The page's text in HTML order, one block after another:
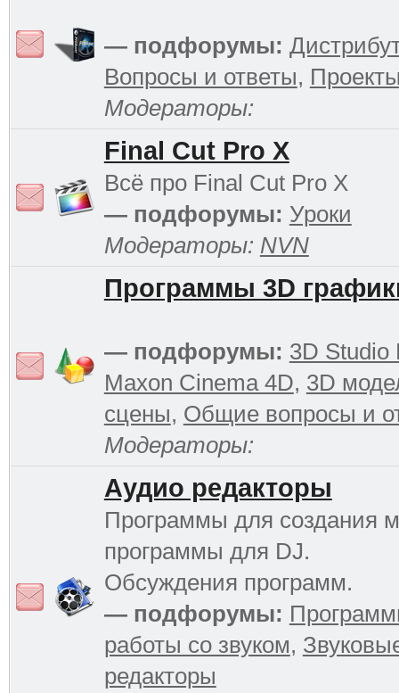
— подфорумы:
Вопросы и ответы,
Модераторы:
Final Cut Pro X
Всё про Final Cut Pro X
— подфорумы: Уроки
Модераторы: NVN
Программы 3D
— подфорумы: 3D Studio
Maxon Cinema 4D, 3D
сцены, Общие вопросы и
Модераторы:
Аудио редакторы
Программы для создания
программы для DJ.
Обсуждения программ.
— подфорумы:
работы со звуком,
редакторы